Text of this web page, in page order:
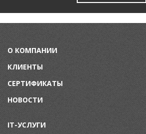
О КОМПАНИИ
КЛИЕНТЫ
СЕРТИФИКАТЫ
НОВОСТИ
IT-УСЛУГИ